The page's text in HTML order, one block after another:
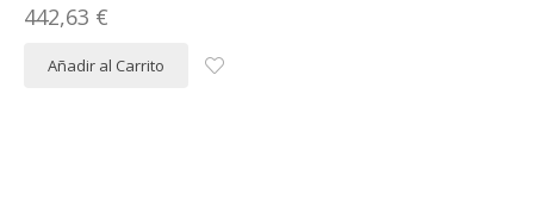
442,63 €
Añadir al Carrito